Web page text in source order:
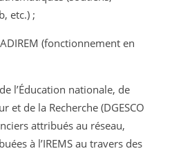
etc.) ;
(fonctionnement en
l’Éducation nationale, de
et de la Recherche (DGESCO
attribués au réseau,
à l’IREMS au travers des